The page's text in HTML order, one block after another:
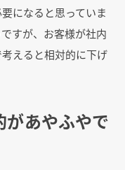
になると思っていま
すが、お客様が社内
えると相対的に下げ
があやふやで